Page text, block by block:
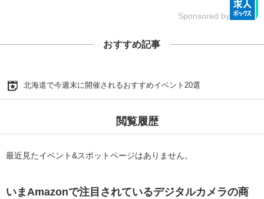
Sponsored by
おすすめ記事
北海道で今週末に開催されるおすすめイベント20選
閲覧履歴
最近見たイベント&スポットページはありません。
いまAmazonで注目されているデジタルカメラの商